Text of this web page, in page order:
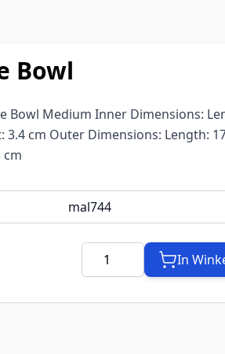
Bowl
Bowl Medium Inner Dimensions:
3.4 cm Outer Dimensions: Length:
cm
mal744
Aantal In